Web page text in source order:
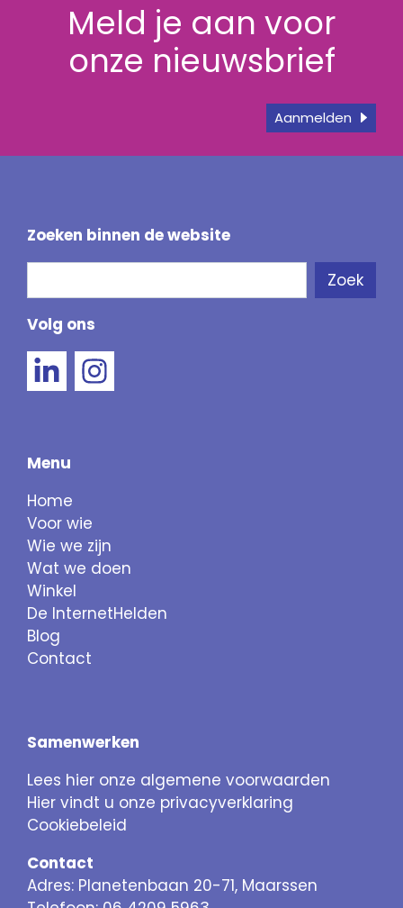
Meld je aan voor
onze nieuwsbrief
Aanmelden
Menu
Home
Voor wie
Wie we zijn
Wat we doen
Winkel
De InternetHelden
Blog
Contact
Samenwerken
Lees hier onze algemene voorwaarden
Hier vindt u onze privacyverklaring
Cookiebeleid
Contact
Adres: Planetenbaan 20-71, Maarssen
Zoeken binnen de website
Zoek
Volg ons